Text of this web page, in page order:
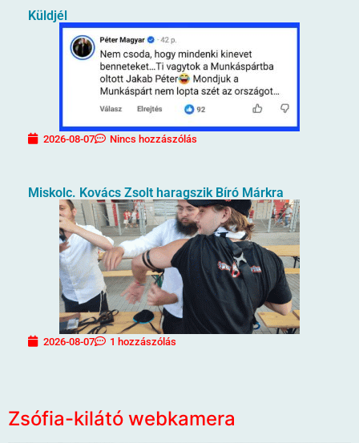
Küldjél
2026-08-07 Nincs hozzászólás
Miskolc. Kovács Zsolt haragszik Bíró Márkra
2026-08-07 1 hozzászólás
Zsófia-kilátó webkamera